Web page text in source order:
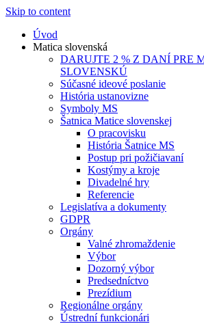
Skip to content
Úvod
Matica slovenská
DARUJTE 2 % Z DANÍ PRE
SLOVENSKÚ
Súčasné ideové poslanie
História ustanovizne
Symboly MS
Šatnica Matice slovenskej
O pracovisku
História Šatnice MS
Postup pri požičiavaní
Kostýmy a kroje
Divadelné hry
Referencie
Legislatíva a dokumenty
GDPR
Orgány
Valné zhromaždenie
Výbor
Dozorný výbor
Predsedníctvo
Prezídium
Regionálne orgány
Ústrední funkcionári